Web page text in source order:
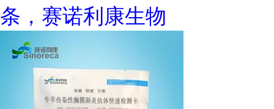
条，赛诺利康生物